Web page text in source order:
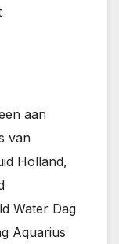
aan
van
Holland,
Water Dag
Aquarius